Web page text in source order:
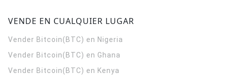
VENDE EN CUALQUIER LUGAR
Vender Bitcoin(BTC) en Nigeria
Vender Bitcoin(BTC) en Ghana
Vender Bitcoin(BTC) en Kenya